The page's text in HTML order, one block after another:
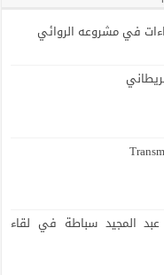
في مشروعه الروائي
عبد المجيد سباطة في لقاء